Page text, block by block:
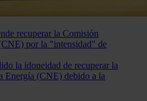
recuperar la Comisión
por la "intensidad" de
la idoneidad de recuperar la
Energía (CNE) debido a la